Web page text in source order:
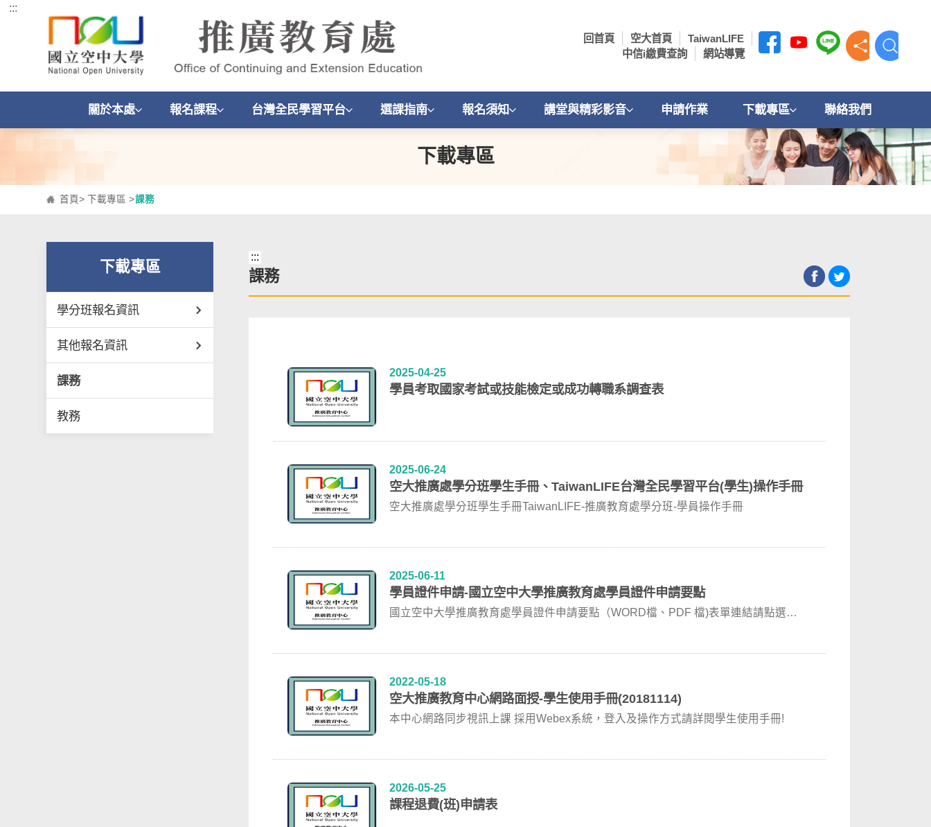
跳到主要內容區塊
:::
回首頁 空大首頁
TaiwanLIFE
中信i繳費查詢
網站導覽
關於本處 報名課程 台灣全民學習平台 選課指南 報名須知 講堂與精彩影音 申請作業 下載專區 聯絡我們
下載專區
首頁> 下載專區 >課務
下載專區
學分班報名資訊
其他報名資訊
課務
教務
:::
課務
2025-04-25
學員考取國家考試或技能檢定或成功轉職系調查表
2025-06-24
空大推廣處學分班學生手冊、TaiwanLIFE台灣全民學習平台(學生)操作手冊
空大推廣處學分班學生手冊TaiwanLIFE-推廣教育處學分班-學員操作手冊
2025-06-11
學員證件申請-國立空中大學推廣教育處學員證件申請要點
國立空中大學推廣教育處學員證件申請要點（WORD檔、PDF 檔)表單連結請點選以
2022-05-18
空大推廣教育中心網路面授-學生使用手冊(20181114)
本中心網路同步視訊上課 採用Webex系統，登入及操作方式請詳閱學生使用手冊!
2026-05-25
課程退費(班)申請表